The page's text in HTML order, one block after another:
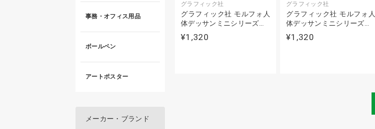
グラフィック社
グラフィック社 モルフォ人
体デッサンミニシリーズ…
¥1,320
グラフィック社
グラフィック社 モルフォ人
体デッサンミニシリーズ…
¥1,320
事務・オフィス用品
ボールペン
アートポスター
メーカー・ブランド